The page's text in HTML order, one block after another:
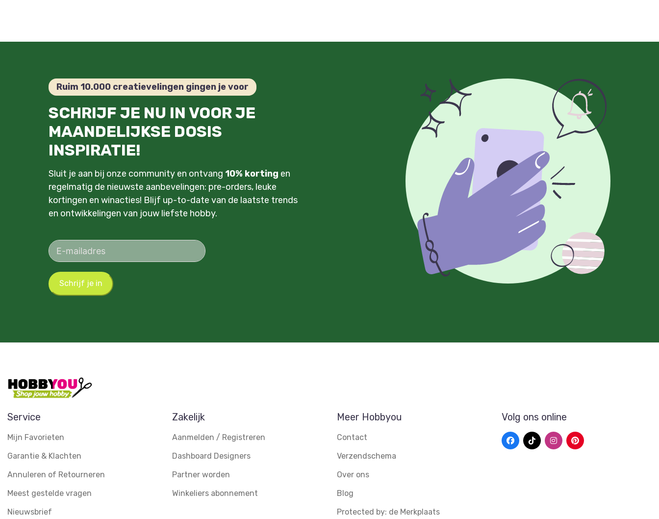
Ruim 10.000 creatievelingen gingen je voor
SCHRIJF JE NU IN VOOR JE
MAANDELIJKSE DOSIS
INSPIRATIE!
Sluit je aan bij onze community en ontvang 10% korting en
regelmatig de nieuwste aanbevelingen: pre-orders, leuke
kortingen en winacties! Blijf up-to-date van de laatste trends
en ontwikkelingen van jouw liefste hobby.
Schrijf je in
Service
Mijn Favorieten
Garantie & Klachten
Annuleren of Retourneren
Meest gestelde vragen
Nieuwsbrief
Zakelijk
Aanmelden / Registreren
Dashboard Designers
Partner worden
Winkeliers abonnement
Meer Hobbyou
Contact
Verzendschema
Over ons
Blog
Protected by: de Merkplaats
Volg ons online